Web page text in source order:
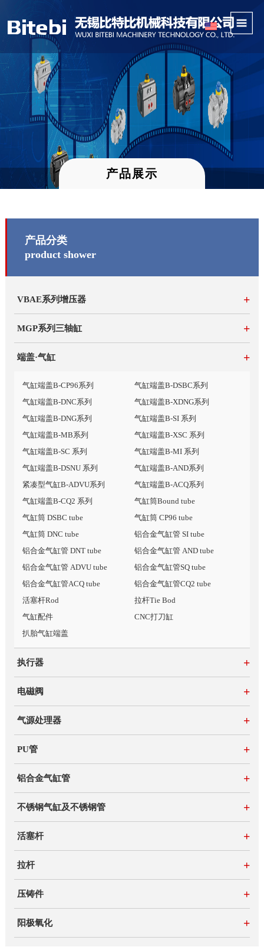
产品展示
产品分类
product shower
VBAE系列增压器 +
MGP系列三轴缸 +
端盖·气缸 +
气缸端盖B-CP96系列
气缸端盖B-DSBC系列
气缸端盖B-DNC系列
气缸端盖B-XDNG系列
气缸端盖B-DNG系列
气缸端盖B-SI 系列
气缸端盖B-MB系列
气缸端盖B-XSC 系列
气缸端盖B-SC 系列
气缸端盖B-MI 系列
气缸端盖B-DSNU 系列
气缸端盖B-AND系列
紧凑型气缸B-ADVU系列
气缸端盖B-ACQ系列
气缸端盖B-CQ2 系列
气缸筒Bound tube
气缸筒 DSBC tube
气缸筒 CP96 tube
气缸筒 DNC tube
铝合金气缸管 SI tube
铝合金气缸管 DNT tube
铝合金气缸管 AND tube
铝合金气缸管 ADVU tube
铝合金气缸管SQ tube
铝合金气缸管ACQ tube
铝合金气缸管CQ2 tube
活塞杆Rod
拉杆Tie Bod
气缸配件
CNC打刀缸
扒胎气缸端盖
执行器 +
电磁阀 +
气源处理器 +
PU管 +
铝合金气缸管 +
不锈钢气缸及不锈钢管 +
活塞杆 +
拉杆 +
压铸件 +
阳极氧化 +